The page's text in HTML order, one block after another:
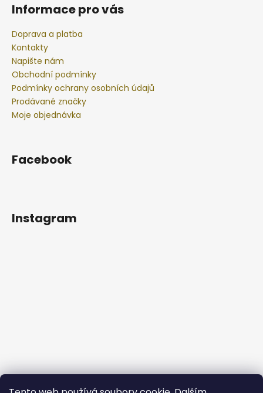
Informace pro vás
Doprava a platba
Kontakty
Napište nám
Obchodní podmínky
Podmínky ochrany osobních údajů
Prodávané značky
Moje objednávka
Facebook
Instagram